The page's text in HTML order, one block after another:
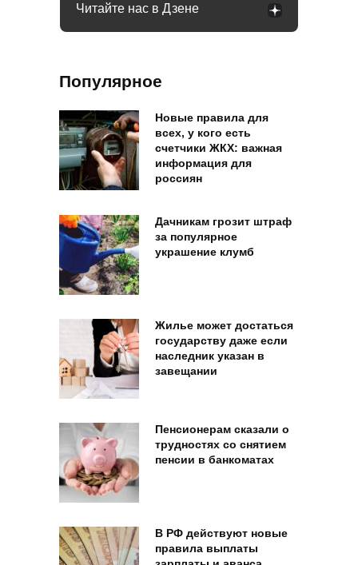
Читайте нас в Дзене
Популярное
Новые правила для
всех, у кого есть
счетчики ЖКХ: важная
информация для
россиян
Дачникам грозит штраф
за популярное
украшение клумб
Жилье может достаться
государству даже если
наследник указан в
завещании
Пенсионерам сказали о
трудностях со снятием
пенсии в банкоматах
В РФ действуют новые
правила выплаты